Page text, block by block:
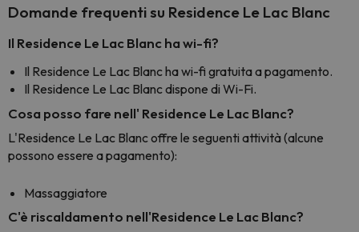
Domande frequenti su Residence Le Lac Blanc
Il Residence Le Lac Blanc ha wi-fi?
Il Residence Le Lac Blanc ha wi-fi gratuita a pagamento.
Il Residence Le Lac Blanc dispone di Wi-Fi.
Cosa posso fare nell' Residence Le Lac Blanc?
L'Residence Le Lac Blanc offre le seguenti attività (alcune
possono essere a pagamento):
Massaggiatore
C'è riscaldamento nell'Residence Le Lac Blanc?